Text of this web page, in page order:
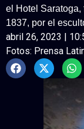
el Hotel Saratoga,
1837, por el
abril 26, 2023 |
Fotos: Prensa